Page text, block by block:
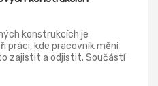
konstrukcích je
práci, kde pracovník mění
zajistit a odjistit. Součástí